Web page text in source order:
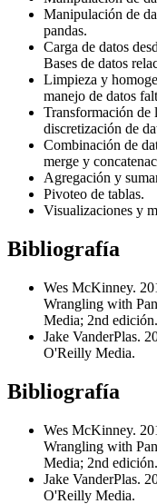
Manipulación de
pandas.
Carga de datos
Bases de datos
Limpieza y
manejo de datos
Transformación de
discretización de
Combinación de
merge y
Agregación y
Pivoteo de tablas.
Visualizaciones y
Bibliografía
Wes McKinney.
Wrangling with
Media; 2nd edición.
Jake VanderPlas.
O'Reilly Media.
Bibliografía
Wes McKinney.
Wrangling with
Media; 2nd edición.
Jake VanderPlas.
O'Reilly Media.